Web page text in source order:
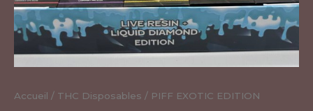
Accueil / THC Disposables / PIFF EXOTIC EDITION